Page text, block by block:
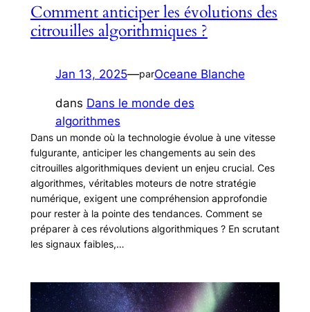
Comment anticiper les évolutions des
citrouilles algorithmiques ?
Jan 13, 2025—parOceane Blanche
dans Dans le monde des
algorithmes
Dans un monde où la technologie évolue à une vitesse
fulgurante, anticiper les changements au sein des
citrouilles algorithmiques devient un enjeu crucial. Ces
algorithmes, véritables moteurs de notre stratégie
numérique, exigent une compréhension approfondie
pour rester à la pointe des tendances. Comment se
préparer à ces révolutions algorithmiques ? En scrutant
les signaux faibles,…